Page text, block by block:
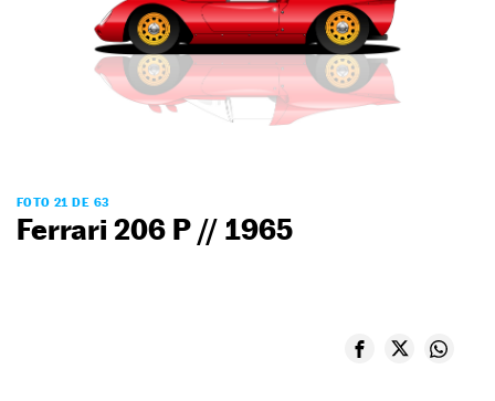
FOTO 21 DE 63
Ferrari 206 P // 1965